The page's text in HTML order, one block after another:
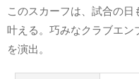
このスカーフは、試合の
叶える。巧みなクラブエ
を演出。